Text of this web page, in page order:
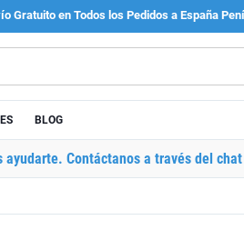
Gratuito en Todos los Pedidos a España
BLOG
ayudarte. Contáctanos a través del